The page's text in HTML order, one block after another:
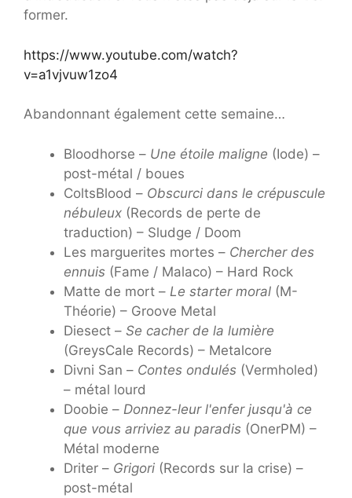
former.
https://www.youtube.com/watch?
v=a1vjvuw1zo4
Abandonnant également cette semaine…
Bloodhorse – Une étoile maligne (Iode) –
post-métal / boues
ColtsBlood – Obscurci dans le crépuscule
nébuleux (Records de perte de
traduction) – Sludge / Doom
Les marguerites mortes – Chercher des
ennuis (Fame / Malaco) – Hard Rock
Matte de mort – Le starter moral (M-
Théorie) – Groove Metal
Diesect – Se cacher de la lumière
(GreysCale Records) – Metalcore
Divni San – Contes ondulés (Vermholed)
– métal lourd
Doobie – Donnez-leur l'enfer jusqu'à ce
que vous arriviez au paradis (OnerPM) –
Métal moderne
Driter – Grigori (Records sur la crise) –
post-métal